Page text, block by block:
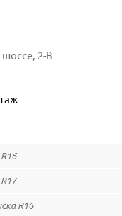
2-В
R16